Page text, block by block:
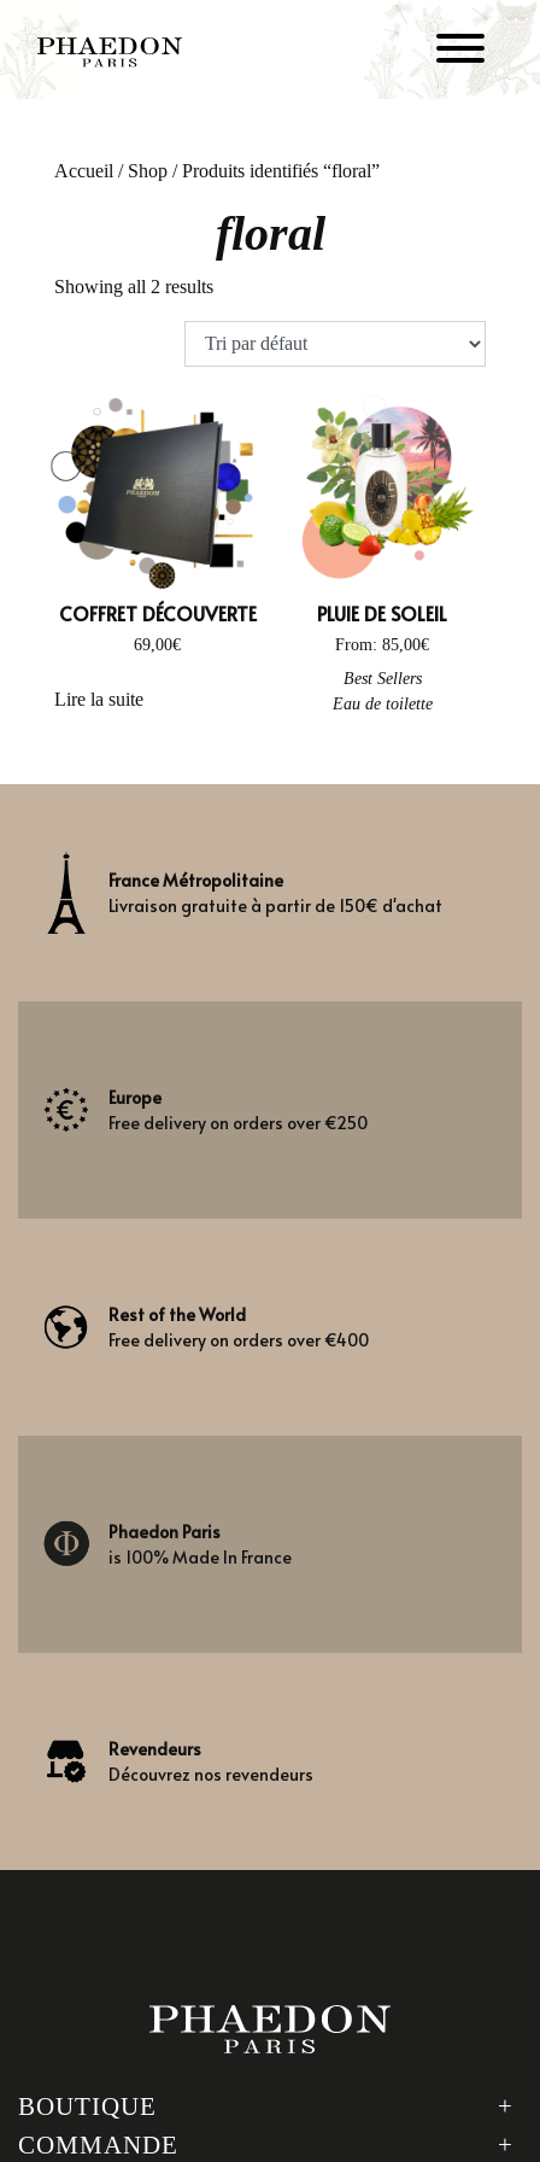
Accueil / Shop / Produits identifiés “floral”
floral
Showing all 2 results
COFFRET DÉCOUVERTE
69,00€
Lire la suite
PLUIE DE SOLEIL
From:85,00€
This product has multiple
Best Sellers
Eau de toilette
France Métropolitaine
Livraison gratuite à partir de 150€ d'achat
Europe
Free delivery on orders over €250
Rest of the World
Free delivery on orders over €400
Phaedon Paris
is 100% Made In France
Revendeurs
Découvrez nos revendeurs
BOUTIQUE
COMMANDE